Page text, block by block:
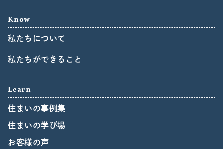
Know
私たちについて
私たちができること
Learn
住まいの事例集
住まいの学び場
お客様の声